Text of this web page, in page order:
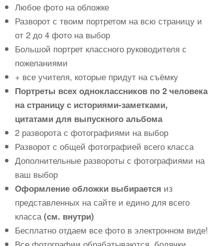
Любое фото на обложке
Разворот с твоим портретом на всю страницу и
от 2 до 4 фото на выбор
Большой портрет классного руководителя с
пожеланиями
+ все учителя, которые придут на съёмку
Портреты всех одноклассников по 2 человека
на страницу с историями-заметками,
цитатами для выпускного альбома
2 разворота с фотографиями на выбор
Разворот с общей фотографией всего класса
Дополнительные развороты с фотографиями на
ваш выбор
Оформление обложки выбирается из
представленных на сайте и едино для всего
класса(см. внутри)
Бесплатно отдаем все фото в электронном виде!